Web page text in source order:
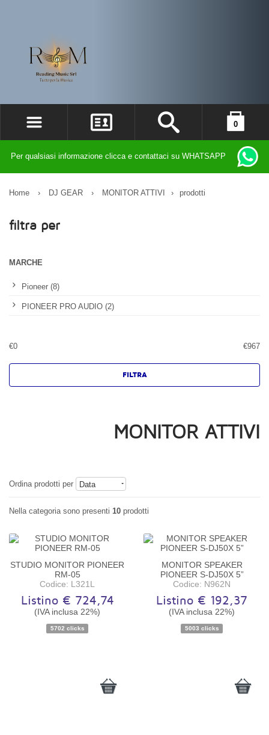
ACCEDI
REGISTRATI
0
Per qualsiasi informazione clicca e contattaci su WHATSAPP
Home › DJ GEAR › MONITOR ATTIVI › prodotti
filtra per
MARCHE
Pioneer (8)
PIONEER PRO AUDIO (2)
€0 €967
MONITOR ATTIVI
Ordina prodotti per Data
Nella categoria sono presenti 10 prodotti
Disponibilità:Non disponibile
STUDIO MONITOR PIONEER
RM-05
Codice: L321L
Listino € 724,74
(IVA inclusa 22%)
5702 clicks Disponibilità:Disponibile
MONITOR SPEAKER
PIONEER S-DJ50X 5”
Codice: N962N
Listino € 192,37
(IVA inclusa 22%)
5003 clicks